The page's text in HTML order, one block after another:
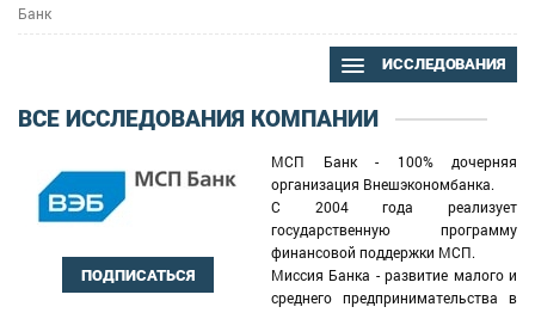
Банк
ИССЛЕДОВАНИЯ
ВСЕ ИССЛЕДОВАНИЯ КОМПАНИИ
ПОДПИСАТЬСЯ
МСП Банк - 100% дочерняя
организация Внешэкономбанка.
С 2004 года реализует
государственную программу
финансовой поддержки МСП.
Миссия Банка - развитие малого и
среднего предпринимательства в